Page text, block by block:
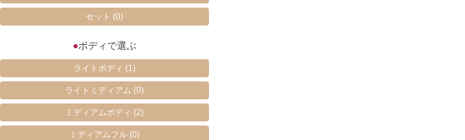
セット(0)
●ボディで選ぶ
ライトボディ(1)
ライトミディアム(0)
ミディアムボディ(2)
ミディアムフル(0)